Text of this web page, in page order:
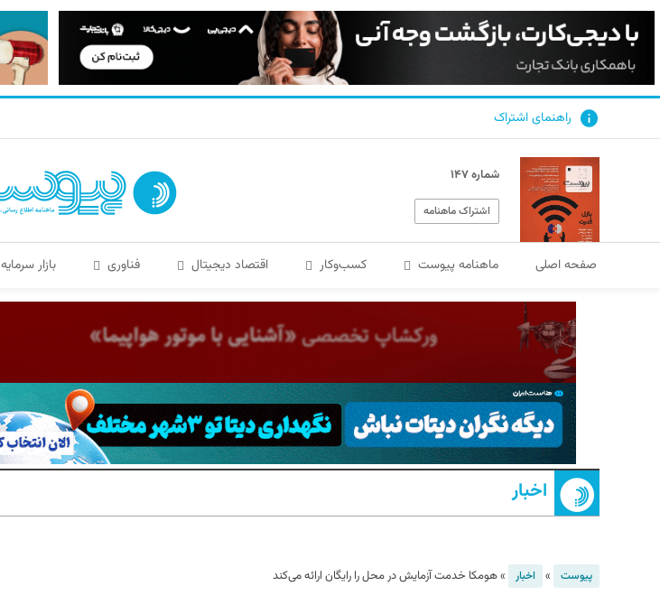
راهنمای اشتراک
شماره ۱۴۷
اشتراک ماهنامه
صفحه اصلی ماهنامه پیوست کسب‌و‌کار اقتصاد دیجیتال فناوری بازار سرمایه
اخبار
پیوست » اخبار »هومکا خدمت آزمایش در محل را رایگان ارائه می‌کند